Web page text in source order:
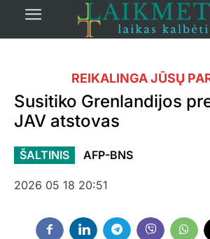
REIKALINGA JŪSŲ
Susitiko Grenlandijos
JAV atstovas
ŠALTINIS AFP-BNS
2026 05 18 20:51